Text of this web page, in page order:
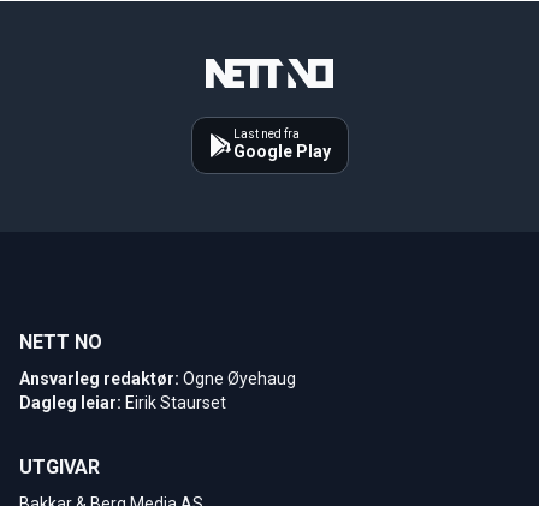
Last ned fra
Google Play
NETT NO
Ansvarleg redaktør: Ogne Øyehaug
Dagleg leiar: Eirik Staurset
UTGIVAR